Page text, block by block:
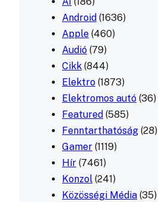
Android (1636)
Apple (460)
Audió (79)
Cikk (844)
Elektro (1873)
Elektromos autó (36)
Featured (585)
Fenntarthatóság (28)
Gamer (1119)
Hír (7461)
Konzol (241)
Közösségi Média (35)